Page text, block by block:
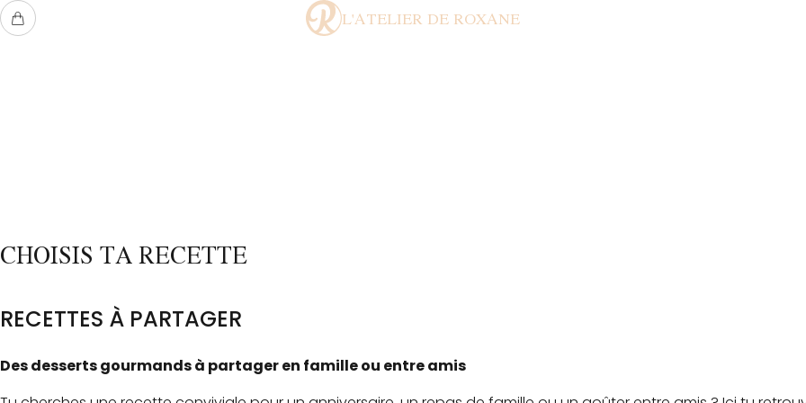
L'ATELIER DE ROXANE
Accueil
CHOISIS TA RECETTE
RECETTES À PARTAGER
Des desserts gourmands à partager en famille ou entre amis